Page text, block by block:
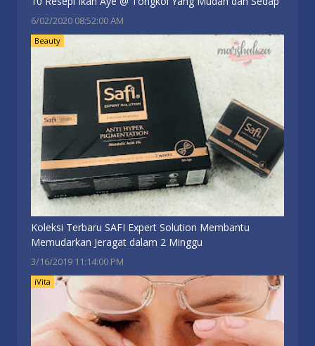
6/02/2020 08:52:00 AM
Beauty
Koleksi Terbaru SAFI Expert Solution Membantu
Memudarkan Jeragat dalam 2 Minggu
3/16/2019 11:14:00 PM
iVita